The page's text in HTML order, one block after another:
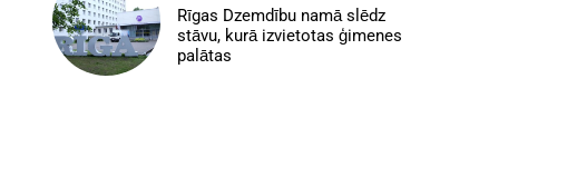
Rīgas Dzemdību namā slēdz
stāvu, kurā izvietotas ģimenes
palātas